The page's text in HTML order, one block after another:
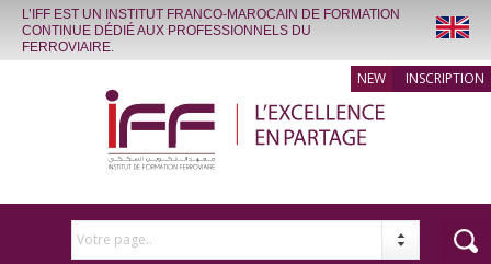
L’IFF EST UN INSTITUT FRANCO-MAROCAIN DE FORMATION
CONTINUE DÉDIÉ AUX PROFESSIONNELS DU
FERROVIAIRE.
INSCRIPTION
Votre page..